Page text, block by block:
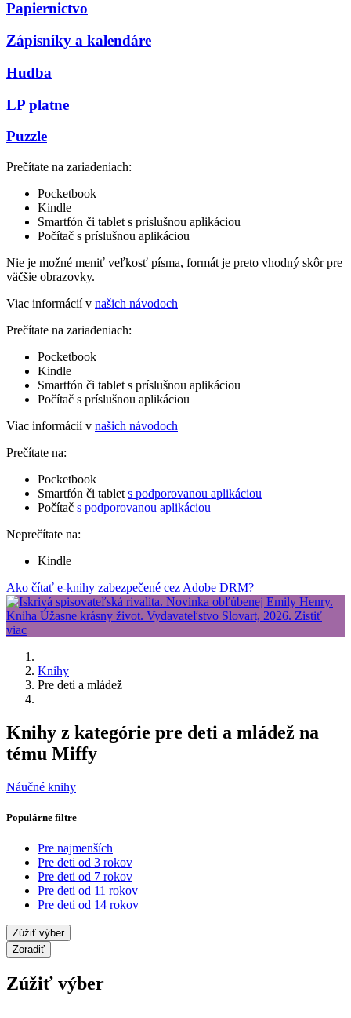
Papiernictvo
Zápisníky a kalendáre
Hudba
LP platne
Puzzle
Prečítate na zariadeniach:
Pocketbook
Kindle
Smartfón či tablet s príslušnou aplikáciou
Počítač s príslušnou aplikáciou
Nie je možné meniť veľkosť písma, formát je preto vhodný skôr pre
väčšie obrazovky.
Viac informácií v našich návodoch
Prečítate na zariadeniach:
Pocketbook
Kindle
Smartfón či tablet s príslušnou aplikáciou
Počítač s príslušnou aplikáciou
Viac informácií v našich návodoch
Prečítate na:
Pocketbook
Smartfón či tablet s podporovanou aplikáciou
Počítač s podporovanou aplikáciou
Neprečítate na:
Kindle
Ako čítať e-knihy zabezpečené cez Adobe DRM?
Knihy
Pre deti a mládež
Knihy z kategórie pre deti a mládež na
tému Miffy
Náučné knihy
Populárne filtre
Pre najmenších
Pre deti od 3 rokov
Pre deti od 7 rokov
Pre deti od 11 rokov
Pre deti od 14 rokov
Zúžiť výber
Zoradiť
Zúžiť výber